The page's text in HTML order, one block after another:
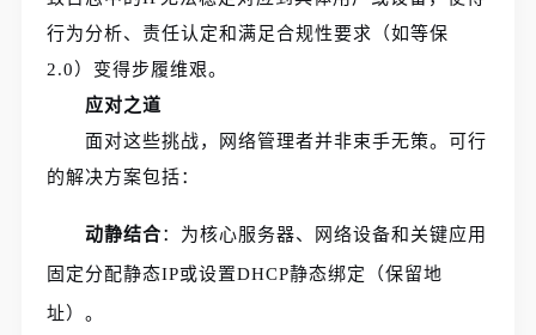
行为分析、责任认定和满足合规性要求（如等保
2.0）变得步履维艰。
应对之道
面对这些挑战，网络管理者并非束手无策。可行
的解决方案包括：
动静结合：为核心服务器、网络设备和关键应用
固定分配静态IP或设置DHCP静态绑定（保留地
址）。